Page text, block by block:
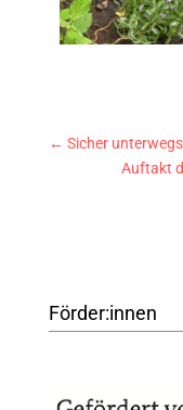
← Sicher
Auftakt
Förder:innen